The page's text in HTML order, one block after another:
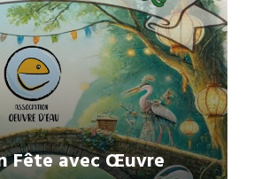
Fête avec Œuvre